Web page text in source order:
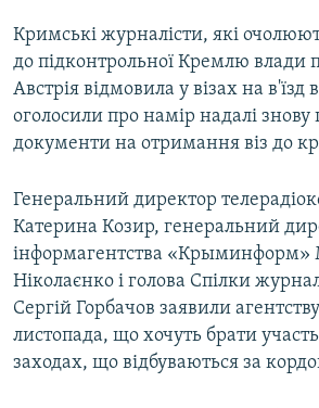
Усі сайти RFE/RL
Кримські журналісти, які
до підконтрольної Кремлю влади
Австрія відмовила у візах на в'їзд
оголосили про намір надалі знову
документи на отримання віз до
Генеральний директор
Катерина Козир, генеральний
інформагентства
Ніколаєнко і голова Спілки
Сергій Горбачов заявили
листопада, що хочуть брати
заходах, що відбуваються за